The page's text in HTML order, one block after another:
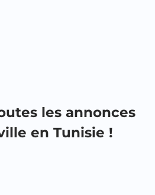
les annonces
en Tunisie !